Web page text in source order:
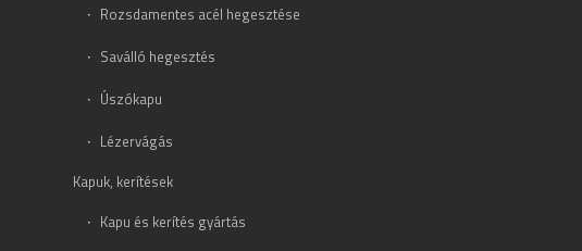
Rozsdamentes acél hegesztése
Saválló hegesztés
Úszókapu
Lézervágás
Kapuk, kerítések
Kapu és kerítés gyártás